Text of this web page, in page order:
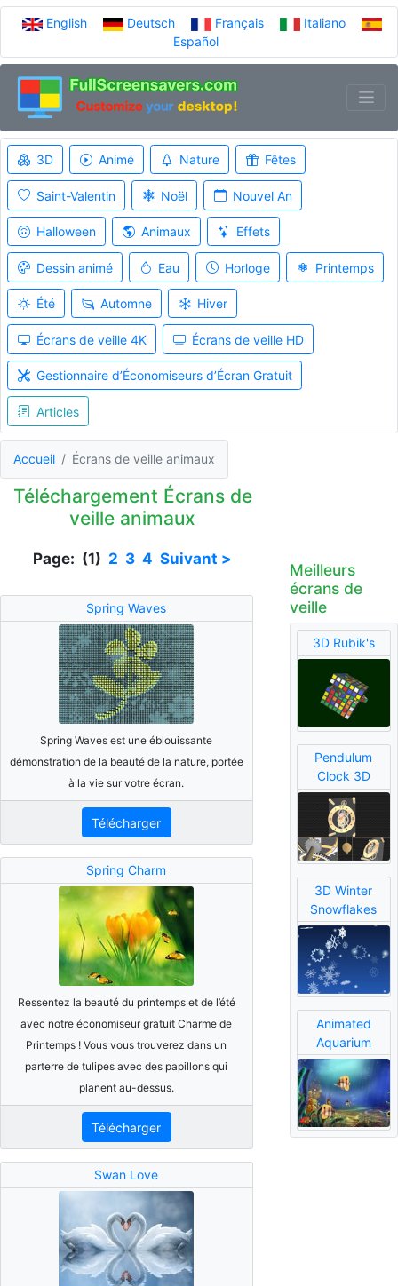
English Deutsch Français
Italiano
Español
3D Animé Nature Fêtes
Saint-Valentin Noël Nouvel An
Halloween Animaux Effets
Dessin animé Eau Horloge Printemps
Été Automne Hiver
Écrans de veille 4K Écrans de veille HD
Gestionnaire d’Économiseurs d’Écran Gratuit
Articles
Accueil Écrans de veille animaux
Téléchargement Écrans de
veille animaux
Page: (1) 2 3 4 Suivant >
Spring Waves
Spring Waves est une éblouissante
démonstration de la beauté de la nature, portée
à la vie sur votre écran.
Télécharger
Spring Charm
Ressentez la beauté du printemps et de l’été
avec notre économiseur gratuit Charme de
Printemps ! Vous vous trouverez dans un
parterre de tulipes avec des papillons qui
planent au-dessus.
Télécharger
Swan Love
Meilleurs
écrans de
veille
3D Rubik's
Pendulum
Clock 3D
3D Winter
Snowflakes
Animated
Aquarium